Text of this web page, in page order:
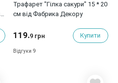
Трафарет "Гілка сакури" 15 * 20
см від Фабрика Декору
119.9 грн Купити
Відгуки 9